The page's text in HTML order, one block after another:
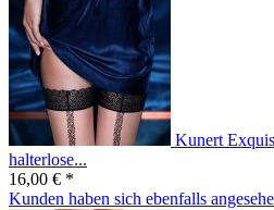
Kunert
halterlose...
16,00 € *
Kunden haben sich ebenfalls